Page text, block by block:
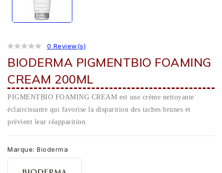
0 Review(s)
BIODERMA PIGMENTBIO FOAMING
CREAM 200ML
PIGMENTBIO FOAMING CREAM est une crème nettoyante
éclaircissante qui favorise la disparition des taches brunes et
prévient leur réapparition.
Marque: Bioderma